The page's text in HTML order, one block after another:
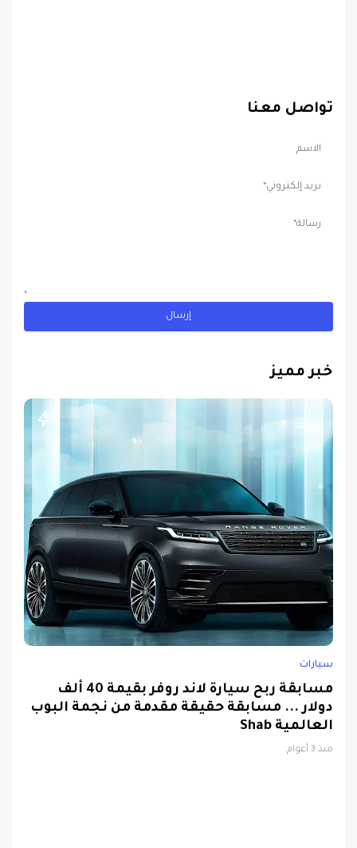
تواصل معنا
خبر مميز
سيارات
مسابقة ربح سيارة لاند روفر بقيمة 40 ألف
دولار ... مسابقة حقيقة مقدمة من نجمة البوب
العالمية Shab
منذ 3 أعوام